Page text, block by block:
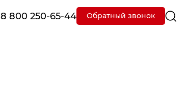
8 800 250-65-44 Обратный звонок